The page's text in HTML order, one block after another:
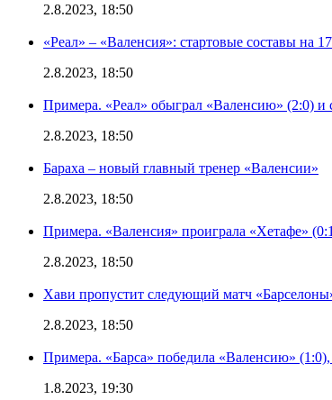
2.8.2023, 18:50
«Реал» – «Валенсия»: стартовые составы на
2.8.2023, 18:50
Примера. «Реал» обыграл «Валенсию» (2:0) и
2.8.2023, 18:50
Бараха – новый главный тренер «Валенсии»
2.8.2023, 18:50
Примера. «Валенсия» проиграла «Хетафе»
2.8.2023, 18:50
Хави пропустит следующий матч
2.8.2023, 18:50
Примера. «Барса» победила «Валенсию»
1.8.2023, 19:30